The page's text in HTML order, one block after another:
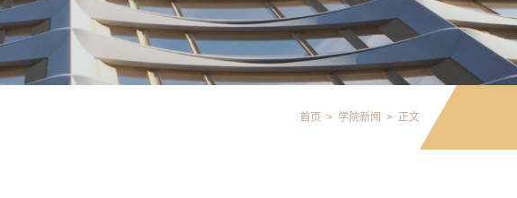
首页 > 学院新闻 > 正文